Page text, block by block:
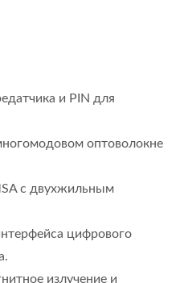
и PIN для
оптоволокне
с двухжильным
цифрового
излучение и